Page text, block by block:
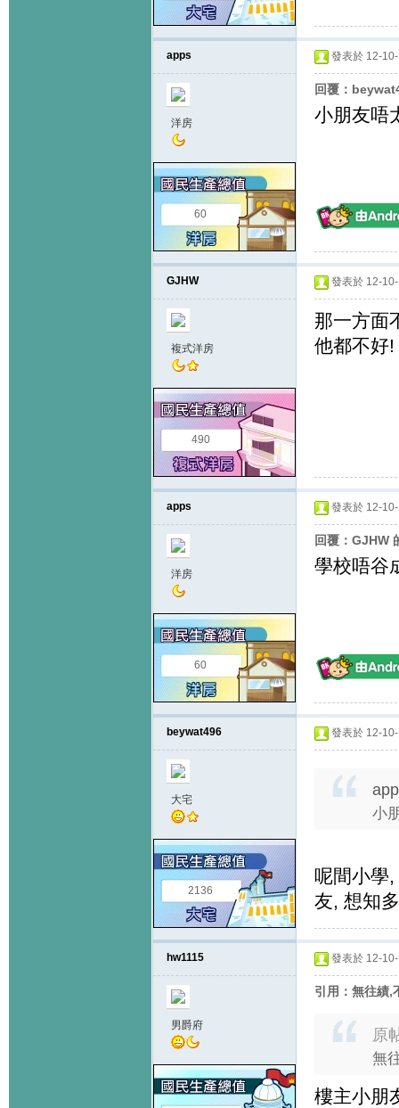
apps
洋房
60
發表於 12-
回覆：
小朋友唔
GJHW
複式洋房
490
發表於 12-
那一方面
他都不好
apps
洋房
60
發表於 12-
回覆：GJHW
學校唔谷
beywat496
大宅
2136
發表於 12-
小
呢間小學
友, 想知
hw1115
男爵府
發表於 12-
引用：無往績
原
無
樓主小朋